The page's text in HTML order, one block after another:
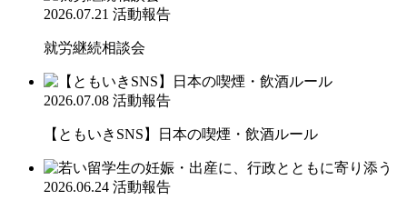
2026.07.21 活動報告
就労継続相談会
2026.07.08 活動報告
【ともいきSNS】日本の喫煙・飲酒ルール
2026.06.24 活動報告